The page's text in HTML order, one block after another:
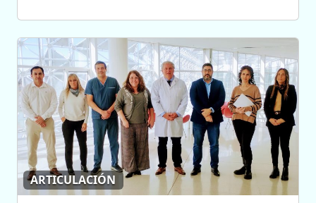
ARTICULACIÓN